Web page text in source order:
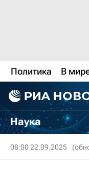
Политика В
Наука
08:00 22.09.2025